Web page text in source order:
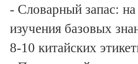
- Словарный запас:
изучения базовых
8-10 китайских